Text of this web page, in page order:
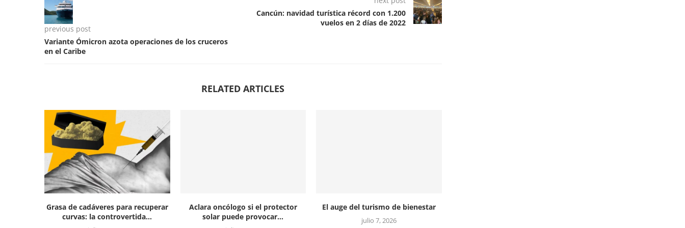
previous post
Variante Ómicron azota operaciones de los cruceros
en el Caribe
Cancún: navidad turística récord con 1.200
vuelos en 2 días de 2022
RELATED ARTICLES
Grasa de cadáveres para recuperar
curvas: la controvertida...
Aclara oncólogo si el protector
solar puede provocar...
El auge del turismo de bienestar
julio 7, 2026